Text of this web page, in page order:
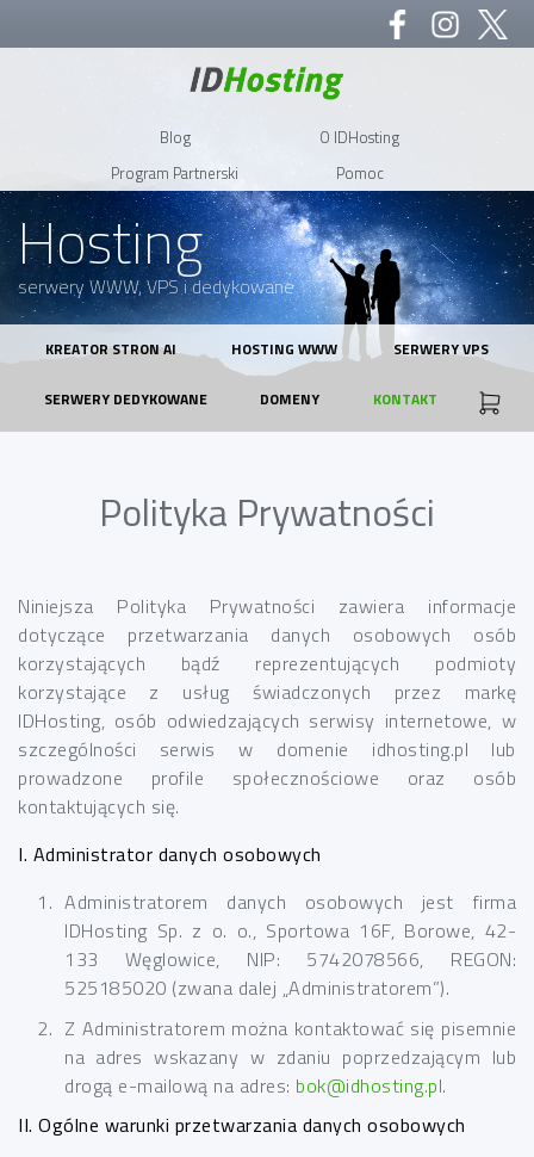
Blog
O IDHosting
Program Partnerski
Pomoc
Hosting
serwery WWW, VPS i dedykowane
KREATOR STRON AI HOSTING WWW SERWERY VPS
SERWERY DEDYKOWANE DOMENY KONTAKT
Polityka Prywatności
Niniejsza Polityka Prywatności zawiera informacje
dotyczące przetwarzania danych osobowych osób
korzystających bądź reprezentujących podmioty
korzystające z usług świadczonych przez markę
IDHosting, osób odwiedzających serwisy internetowe, w
szczególności serwis w domenie idhosting.pl lub
prowadzone profile społecznościowe oraz osób
kontaktujących się.
I. Administrator danych osobowych
Administratorem danych osobowych jest firma
IDHosting Sp. z o. o., Sportowa 16F, Borowe, 42-
133 Węglowice, NIP: 5742078566, REGON:
525185020 (zwana dalej „Administratorem”).
Z Administratorem można kontaktować się pisemnie
na adres wskazany w zdaniu poprzedzającym lub
drogą e-mailową na adres: bok@idhosting.pl.
II. Ogólne warunki przetwarzania danych osobowych